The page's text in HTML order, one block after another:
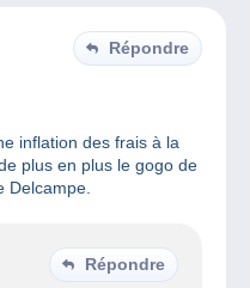
Répondre
inflation des frais à la
plus en plus le gogo de
Delcampe.
Répondre